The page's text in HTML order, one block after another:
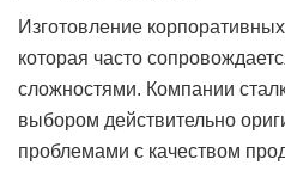
Изготовление
которая часто
сложностями. Компании
выбором действительно
проблемами с качеством